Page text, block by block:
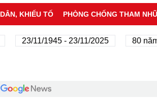
KHIẾU TỐ PHÒNG CHỐNG THAM
23/11/1945 - 23/11/2025 80 năm